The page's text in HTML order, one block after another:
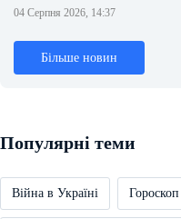
04 Серпня 2026, 14:37
Більше новин
Популярні теми
Війна в Україні Гороскоп